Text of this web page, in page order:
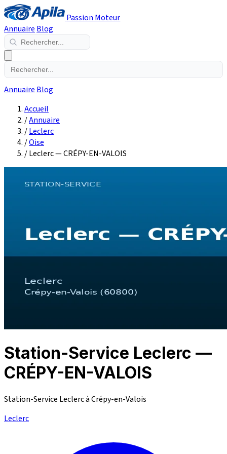
Passion Moteur
Annuaire Blog
Annuaire Blog
Accueil
/Annuaire
/Leclerc
/Oise
/Leclerc — CRÉPY-EN-VALOIS
Station-Service Leclerc —
CRÉPY-EN-VALOIS
Station-Service Leclerc à Crépy-en-Valois
Leclerc